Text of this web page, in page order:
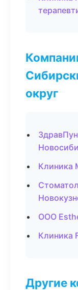
округ
Клиника
ООО
Клиника
Другие